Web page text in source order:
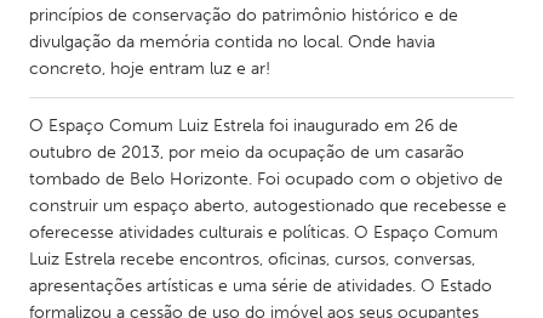
Gainesville, FL
Georgetown, MA
Gloucester, MA
Hamilton-Wenham, MA
Ipswich, MA
Key West, FL
Los Angeles, CA
Miami, FL
New York City, NY
Newburgh, NY
Newburyport, MA
North Minneapolis, MN
Oahu, HI
Orlando, FL
Peekskill, NY
Philadelphia, PA
princípios de conservação do patrimônio histórico e de
divulgação da memória contida no local. Onde havia
concreto, hoje entram luz e ar!
O Espaço Comum Luiz Estrela foi inaugurado em 26 de
outubro de 2013, por meio da ocupação de um casarão
tombado de Belo Horizonte. Foi ocupado com o objetivo de
construir um espaço aberto, autogestionado que recebesse e
oferecesse atividades culturais e políticas. O Espaço Comum
Luiz Estrela recebe encontros, oficinas, cursos, conversas,
apresentações artísticas e uma série de atividades. O Estado
formalizou a cessão de uso do imóvel aos seus ocupantes